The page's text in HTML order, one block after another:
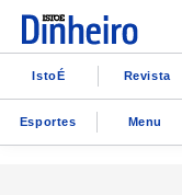
IstoÉ Revista
Esportes Menu